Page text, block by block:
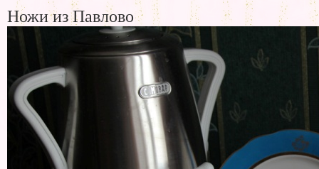
Ножи из Павлово